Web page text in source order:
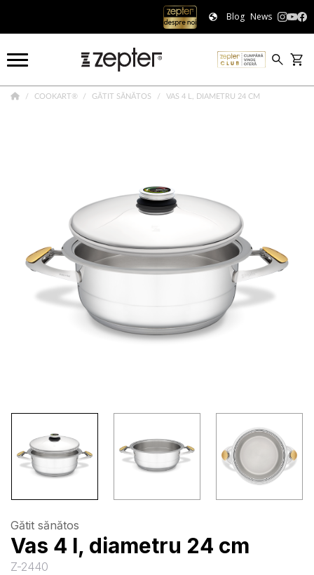
Blog News
COOKART® GĂTIT SĂNĂTOS VAS 4 L, DIAMETRU 24 CM
Gătit sănătos
Vas 4 l, diametru 24 cm
Z-2440